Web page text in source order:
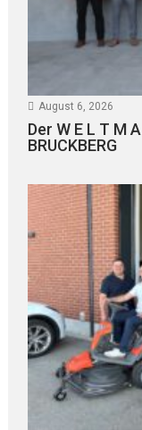
August 6, 2026
Der W E L T M
BRUCKBERG